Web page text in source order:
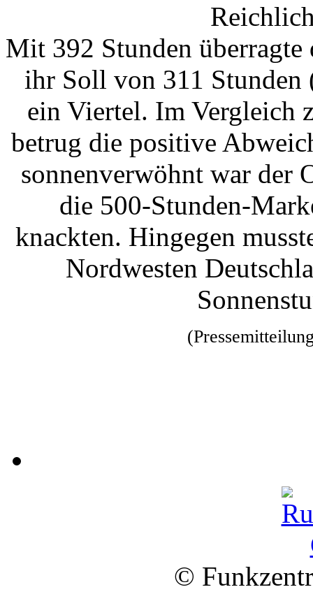
Mit 392 Stunden überragte
ihr Soll von 311 Stunden
ein Viertel. Im Vergleich
betrug die positive
sonnenverwöhnt war der
die 500-Stunden-
knackten. Hingegen
Nordwesten
©